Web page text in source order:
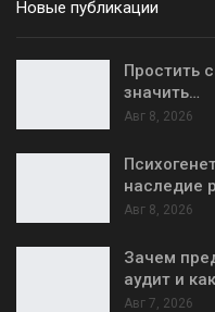
Новые публикации
Простить
значить…
Авг 8, 2026
наследие
Авг 8, 2026
Зачем
аудит и
Авг 7, 2026